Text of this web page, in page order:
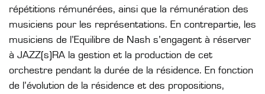
répétitions rémunérées, ainsi que la rémunération des
musiciens pour les représentations. En contrepartie, les
musiciens de l’Equilibre de Nash s’engagent à réserver
à JAZZ(s)RA la gestion et la production de cet
orchestre pendant la durée de la résidence. En fonction
de l’évolution de la résidence et des propositions,